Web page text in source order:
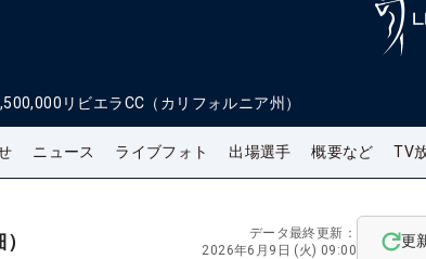
リビエラCC（カリフォルニア州）
ニュース ライブフォト 出場選手 概要など TV
データ最終更新：
2026年6月9日 (火) 09:00
更